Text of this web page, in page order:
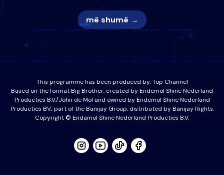
më shumë →
This programme has been produced by:Top Channel
Based on the format Big Brother, created by Endemol Shine Nederland
Producties B.V./John de Mol and owned by Endemol Shine Nederland
Producties BV., part of the Banijay Group, distributed by Banijay Rights.
Copyright © Endamol Shine Nederland Producties B.V.